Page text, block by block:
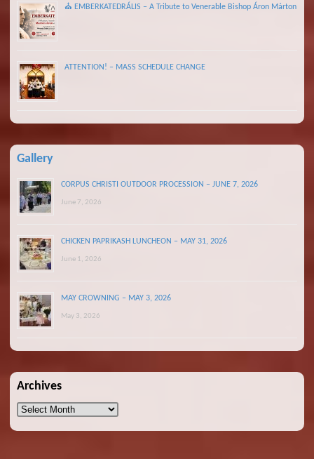
⛪ EMBERKATEDRÁLIS – A Tribute to Venerable Bishop Áron Márton
ATTENTION! – MASS SCHEDULE CHANGE
Gallery
CORPUS CHRISTI OUTDOOR PROCESSION – JUNE 7, 2026
June 7, 2026
CHICKEN PAPRIKASH LUNCHEON – MAY 31, 2026
June 1, 2026
MAY CROWNING – MAY 3, 2026
May 3, 2026
Archives
Archives